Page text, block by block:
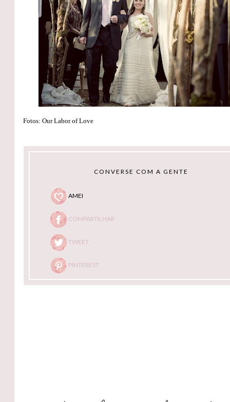
Fotos: Our Labor of Love
CONVERSE COM A GENTE
AMEI
COMPARTILHAR
TWEET
PINTEREST